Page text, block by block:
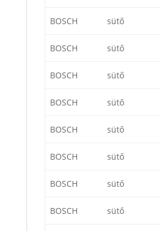
BOSCH sütő
BOSCH sütő
BOSCH sütő
BOSCH sütő
BOSCH sütő
BOSCH sütő
BOSCH sütő
BOSCH sütő